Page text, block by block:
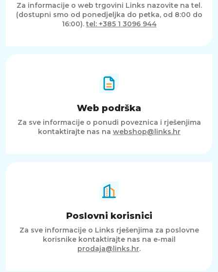
Za informacije o web trgovini Links nazovite na tel.
(dostupni smo od ponedjeljka do petka, od 8:00 do
16:00).tel: +385 1 3096 944
Web podrška
Za sve informacije o ponudi poveznica i rješenjima
kontaktirajte nas na webshop@links.hr
Poslovni korisnici
Za sve informacije o Links rješenjima za poslovne
korisnike kontaktirajte nas na e-mail
prodaja@links.hr.